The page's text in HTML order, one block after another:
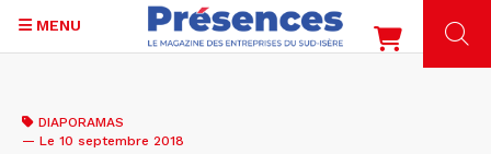
contenu
MENU
DIAPORAMAS
— Le 10 septembre 2018